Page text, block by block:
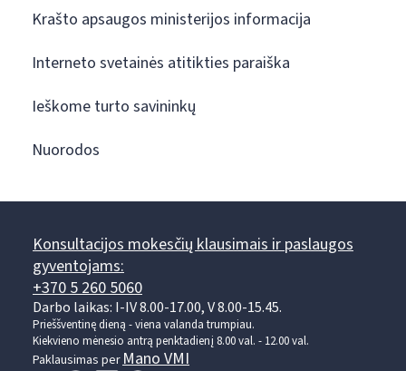
Krašto apsaugos ministerijos informacija
Interneto svetainės atitikties paraiška
Ieškome turto savininkų
Nuorodos
Konsultacijos mokesčių klausimais ir paslaugos
gyventojams:
+370 5 260 5060
Darbo laikas: I-IV 8.00-17.00, V 8.00-15.45.
Prieššventinę dieną - viena valanda trumpiau.
Kiekvieno mėnesio antrą penktadienį 8.00 val. - 12.00 val.
Paklausimas perMano VMI